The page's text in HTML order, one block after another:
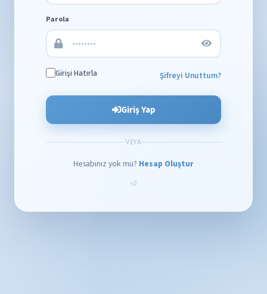
Parola
Girişi Hatırla Şifreyi Unuttum?
Giriş Yap
VEYA
Hesabınız yok mu? Hesap Oluştur
v2